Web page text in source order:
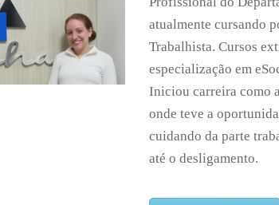
atualmente cursando
Trabalhista. Cursos
especialização em
Iniciou carreira como
onde teve a
cuidando da parte
até o desligamento.